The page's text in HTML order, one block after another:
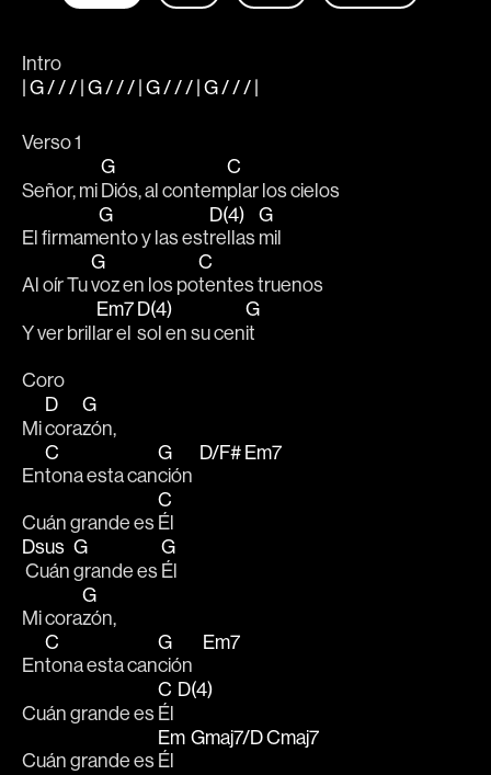
Intro
| G / / / | G / / / | G / / / | G / / / |
Verso 1
Señor, mi
G
Diós, al contem
C
plar los cielos
El firmam
G
ento y las est
D(4)
rellas
G
mil
Al oír Tu
G
voz en los po
C
tentes truenos
Y ver brill
Em7
ar el
D(4)
sol en su cen
G
it
Coro
Mi
D
cora
G
zón,
En
C
tona esta can
G
ción
D/F#Em7
Cuán grande es
C
Él
Dsus
Cuán
G
grande es
G
Él
Mi cora
G
zón,
En
C
tona esta can
G
ción
Em7
Cuán grande es
C
Él
D(4)
Cuán grande es
Em
Él
Gmaj7/DCmaj7